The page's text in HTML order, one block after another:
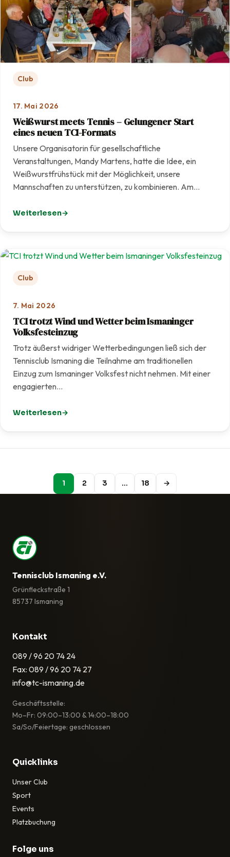
Club
17. Mai 2026
Weißwurst meets Tennis – Gelungener Start
eines neuen TCI-Formats
Unsere Organisatorin für gesellschaftliche
Veranstaltungen, Mandy Martens, hatte die Idee, ein
Weißwurstfrühstück mit der Möglichkeit, unsere
Mannschaften zu unterstützen, zu kombinieren. Am…
Weiterlesen
: Weißwurst meets Tennis – Gelungener Start eines
Club
7. Mai 2026
TCI trotzt Wind und Wetter beim Ismaninger
Volksfesteinzug
Trotz äußerst widriger Wetterbedingungen ließ sich der
Tennisclub Ismaning die Teilnahme am traditionellen
Einzug zum Ismaninger Volksfest nicht nehmen. Mit einer
engagierten…
Weiterlesen
: TCI trotzt Wind und Wetter beim Ismaninger
1 2 3 … 18 →
Tennisclub Ismaning e.V.
Grünfleckstraße 1
85737 Ismaning
Kontakt
089 / 96 20 74 24
Fax: 089 / 96 20 74 27
info@tc-ismaning.de
Geschäftsstelle:
Mo–Fr: 09:00–13:00 & 14:00–18:00
Sa/So/Feiertage: geschlossen
Quicklinks
Unser Club
Sport
Events
Platzbuchung
Folge uns